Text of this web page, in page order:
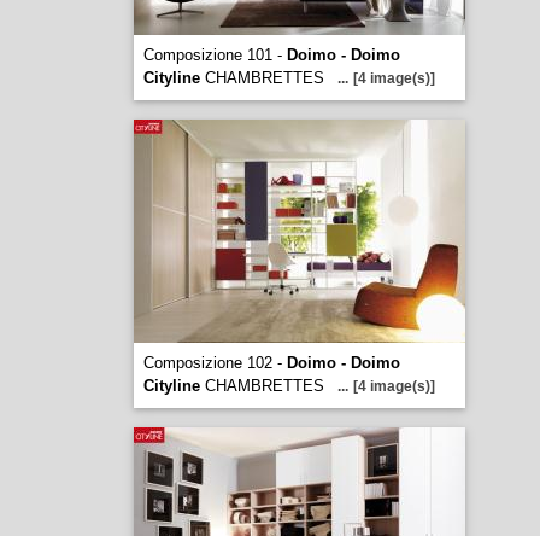
Composizione 101 - Doimo - Doimo
CitylineCHAMBRETTES ... [4 image(s)]
Composizione 102 - Doimo - Doimo
CitylineCHAMBRETTES ... [4 image(s)]